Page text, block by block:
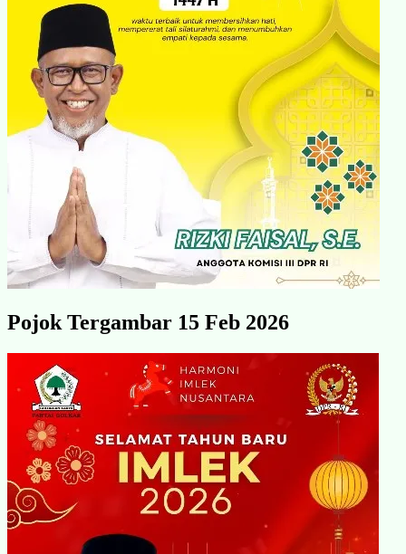
Pojok Tergambar 15 Feb 2026